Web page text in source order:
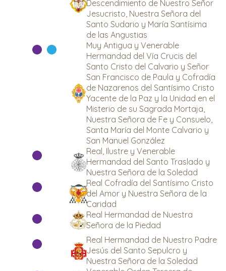
Descendimiento de Nuestro Señor
Jesucristo, Nuestra Señora del
Santo Sudario y María Santísima
de las Angustias
Muy Antigua y Venerable
Hermandad del Vía Crucis del
Santo Cristo del Calvario y Señor
San Francisco de Paula y Cofradía
de Nazarenos del Santísimo Cristo
Yacente de la Paz y la Unidad en el
Misterio de su Sagrada Mortaja,
Nuestra Señora de Fe y Consuelo,
Santa María del Monte Calvario y
San Manuel González
Real, Ilustre y Venerable
Hermandad del Santo Traslado y
Nuestra Señora de la Soledad
Real Cofradía del Santísimo Cristo
del Amor y Nuestra Señora de la
Caridad
Real Hermandad de Nuestra
Señora de la Piedad
Real Hermandad de Nuestro Padre
Jesús del Santo Sepulcro y
Nuestra Señora de la Soledad